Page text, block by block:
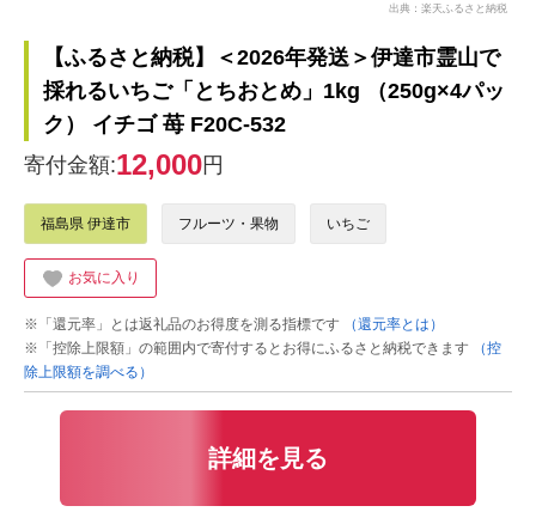
出典：楽天ふるさと納税
【ふるさと納税】＜2026年発送＞伊達市霊山で
採れるいちご「とちおとめ」1kg （250g×4パッ
ク） イチゴ 苺 F20C-532
寄付金額:12,000円
福島県 伊達市 フルーツ・果物 いちご
お気に入り
※「還元率」とは返礼品のお得度を測る指標です
（還元率とは）
※「控除上限額」の範囲内で寄付するとお得にふるさと納税できます
（控
除上限額を調べる）
詳細を見る